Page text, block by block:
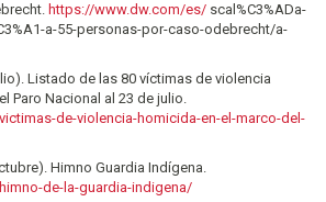
https://www.dw.com/es/ scal%C3%ADa-
a-55-personas-por-caso-odebrecht/a-
Listado de las 80 víctimas de violencia
Paro Nacional al 23 de julio.
de-violencia-homicida-en-el-marco-del-
Himno Guardia Indígena.
de-la-guardia-indigena/